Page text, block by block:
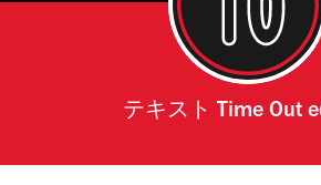
テキスト Time Out